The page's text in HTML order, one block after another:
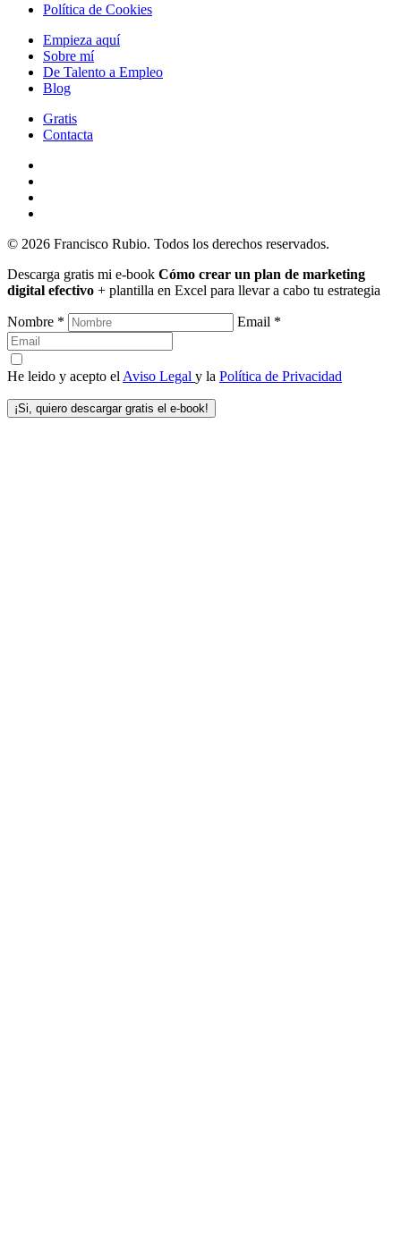
Política de Cookies
Empieza aquí
Sobre mí
De Talento a Empleo
Blog
Gratis
Contacta
© 2026 Francisco Rubio. Todos los derechos reservados.
Descarga gratis mi e-book Cómo crear un plan de marketing
digital efectivo + plantilla en Excel para llevar a cabo tu estrategia
Nombre * Email *
He leido y acepto el Aviso Legal y la Política de Privacidad
¡Si, quiero descargar gratis el e-book!